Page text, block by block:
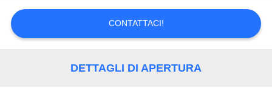
CITAZIONE
CONTATTACI!
DETTAGLI DI APERTURA